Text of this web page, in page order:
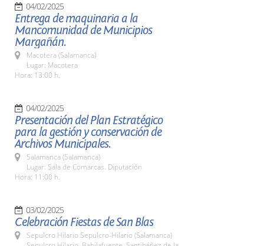
04/02/2025
Entrega de maquinaria a la
Mancomunidad de Municipios
Margañán.
Macotera (Salamanca)
Lugar: Macotera
Hora: 13:00 h.
04/02/2025
Presentación del Plan Estratégico
para la gestión y conservación de
Archivos Municipales.
Salamanca (Salamanca)
Lugar: Sala de Comarcas. Diputación
Hora: 11:00 h.
03/02/2025
Celebración Fiestas de San Blas
Sepulcro Hilario Sepulcro-Hilario (Salamanca)